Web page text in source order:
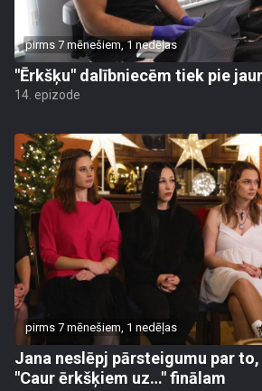
pirms 7 mēnešiem, 1 nedēļas
"Ērkšķu" dalībniecēm tiek pie
14. epizode
pirms 7 mēnešiem, 1 nedēļas
Jana neslēpj pārsteigumu par
"Caur ērkšķiem uz…" finālam